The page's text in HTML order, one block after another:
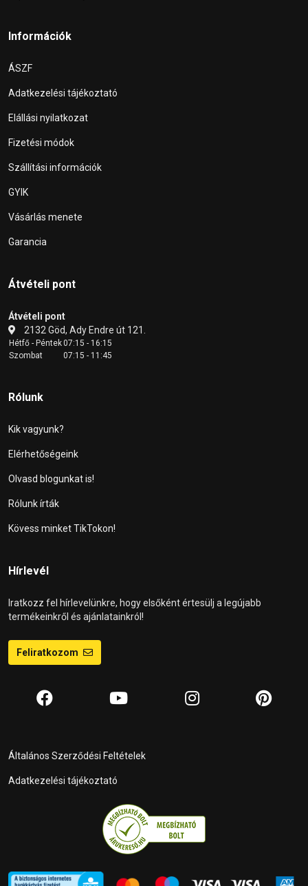
Információk
ÁSZF
Adatkezelési tájékoztató
Elállási nyilatkozat
Fizetési módok
Szállítási információk
GYIK
Vásárlás menete
Garancia
Átvételi pont
Átvételi pont
2132 Göd, Ady Endre út 121.
Hétfő - Péntek07:15 - 16:15
Szombat
07:15 - 11:45
Rólunk
Kik vagyunk?
Elérhetőségeink
Olvasd blogunkat is!
Rólunk írták
Kövess minket TikTokon!
Hírlevél
Iratkozz fel hírlevelünkre, hogy elsőként értesülj a legújabb
termékeinkről és ajánlatainkról!
Feliratkozom
Általános Szerződési Feltételek
Adatkezelési tájékoztató